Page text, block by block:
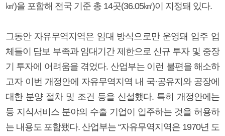
㎢)을 포함해 전국 기준 총 14곳(36.05㎢)이 지정돼 있다.
그동안 자유무역지역은 임대 방식으로만 운영돼 입주 업
체들이 담보 부족과 임대기간 제한으로 신규 투자 및 중장
기 투자에 어려움을 겪었다. 산업부는 이런 불편을 해소하
고자 이번 개정안에 자유무역지역 내 국·공유지와 공장에
대한 분양 절차 및 조건 등을 신설했다. 특히 개정안에는
등 지식서비스 분야의 수출 기업이 입주하는 것을 허용하
는 내용도 포함됐다. 산업부는 “자유무역지역은 1970년 도